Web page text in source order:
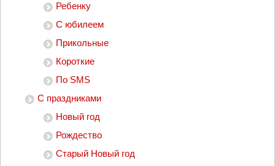
Ребенку
С юбилеем
Прикольные
Короткие
По SMS
С праздниками
Новый год
Рождество
Старый Новый год